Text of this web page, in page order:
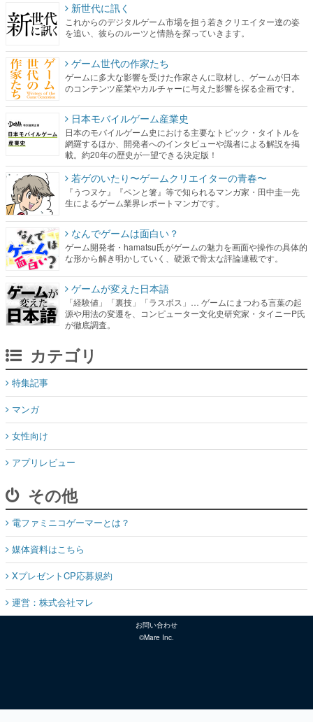
新世代に訊く
これからのデジタルゲーム市場を担う若きクリエイター達の姿
を追い、彼らのルーツと情熱を探っていきます。
ゲーム世代の作家たち
ゲームに多大な影響を受けた作家さんに取材し、ゲームが日本
のコンテンツ産業やカルチャーに与えた影響を探る企画です。
日本モバイルゲーム産業史
日本のモバイルゲーム史における主要なトピック・タイトルを
網羅するほか、開発者へのインタビューや識者による解説を掲
載。約20年の歴史が一望できる決定版！
若ゲのいたり〜ゲームクリエイターの青春〜
『うつヌケ』『ペンと箸』等で知られるマンガ家・田中圭一先
生によるゲーム業界レポートマンガです。
なんでゲームは面白い？
ゲーム開発者・hamatsu氏がゲームの魅力を画面や操作の具体的
な形から解き明かしていく、硬派で骨太な評論連載です。
ゲームが変えた日本語
「経験値」「裏技」「ラスボス」… ゲームにまつわる言葉の起
源や用法の変遷を、コンピューター文化史研究家・タイニーP氏
が徹底調査。
カテゴリ
特集記事
マンガ
女性向け
アプリレビュー
その他
電ファミニコゲーマーとは？
媒体資料はこちら
XプレゼントCP応募規約
運営：株式会社マレ
お問い合わせ
©Mare Inc.